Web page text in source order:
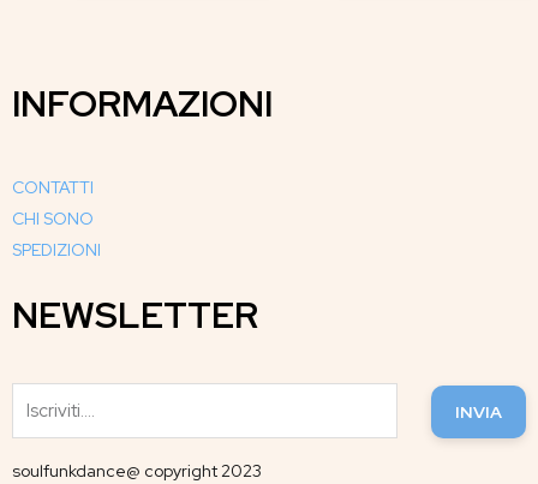
INFORMAZIONI
CONTATTI
CHI SONO
SPEDIZIONI
NEWSLETTER
INVIA
soulfunkdance@ copyright 2023